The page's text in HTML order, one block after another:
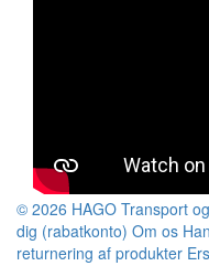
© 2026 HAGO Transport
dig (rabatkonto) Om os
returnering af produkter